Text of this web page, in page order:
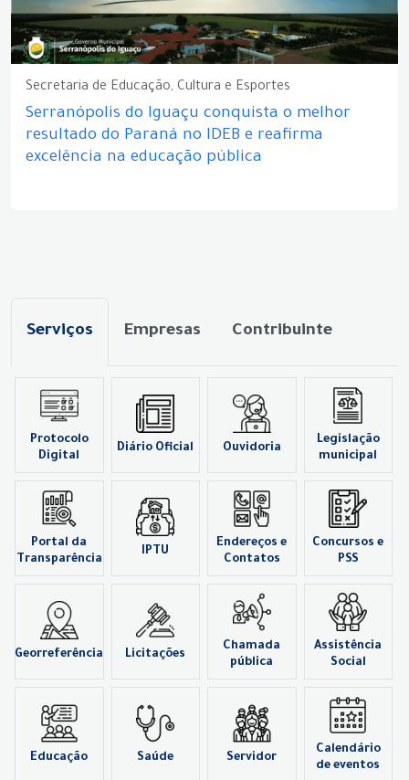
Secretaria de Educação, Cultura e Esportes
Serranópolis do Iguaçu conquista o melhor
resultado do Paraná no IDEB e reafirma
excelência na educação pública
Serviços Empresas Contribuinte
Protocolo
Digital
Diário Oficial Ouvidoria
Legislação
municipal
Portal da
Transparência
IPTU
Endereços e
Contatos
Concursos e
PSS
Georreferência Licitações
Chamada
pública
Assistência
Social
Educação Saúde Servidor
Calendário
de eventos